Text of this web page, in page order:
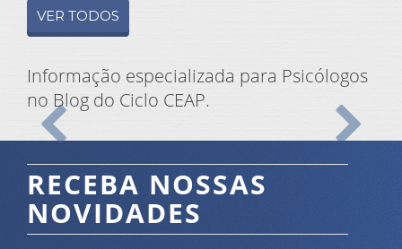
VER TODOS
Informação especializada para Psicólogos
no Blog do Ciclo CEAP.
Anterior Proximo
RECEBA NOSSAS
NOVIDADES